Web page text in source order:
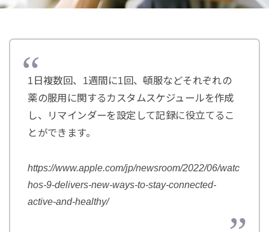
1日複数回、1週間に1回、頓服などそれぞれの
薬の服用に関するカスタムスケジュールを作成
し、リマインダーを設定して記録に役立てるこ
とができます。
https://www.apple.com/jp/newsroom/2022/06/watc
hos-9-delivers-new-ways-to-stay-connected-
active-and-healthy/